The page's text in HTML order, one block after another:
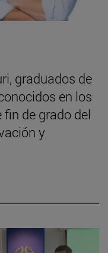
graduados de
en los
de grado del
y